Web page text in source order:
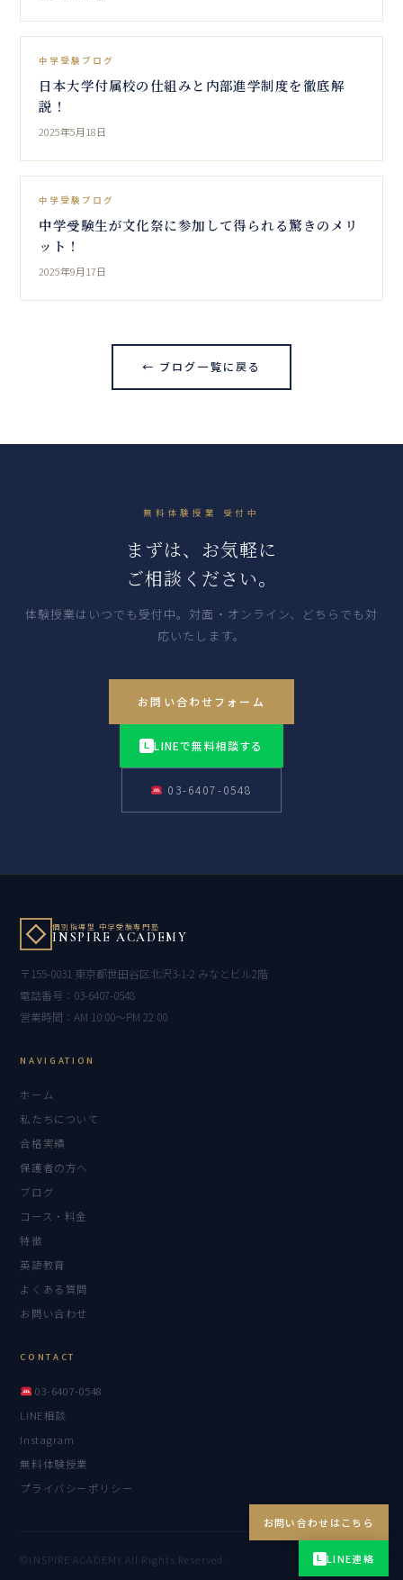
中学受験ブログ
日本大学付属校の仕組みと内部進学制度を徹底解
説！
2025年5月18日
中学受験ブログ
中学受験生が文化祭に参加して得られる驚きのメリ
ット！
2025年9月17日
← ブログ一覧に戻る
無料体験授業 受付中
まずは、お気軽に
ご相談ください。
体験授業はいつでも受付中。対面・オンライン、どちらでも対
応いたします。
お問い合わせフォーム
L LINEで無料相談する
03-6407-0548
個別指導型 中学受験専門塾
INSPIRE ACADEMY
〒155-0031 東京都世田谷区北沢3-1-2 みなとビル2階
電話番号：03-6407-0548
営業時間：AM 10:00〜PM 22:00
NAVIGATION
ホーム
私たちについて
合格実績
保護者の方へ
ブログ
コース・料金
特徴
英語教育
よくある質問
お問い合わせ
CONTACT
03-6407-0548
LINE相談
Instagram
無料体験授業
プライバシーポリシー
©INSPIRE ACADEMY All Rights Reserved. LINEInstagram
お問い合わせはこちら
L LINE連絡